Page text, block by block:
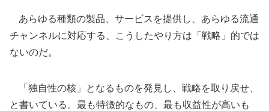
あらゆる種類の製品、サービスを提供し、あらゆる流通
チャンネルに対応する、こうしたやり方は「戦略」的では
ないのだ。
「独自性の核」となるものを発見し、戦略を取り戻せ、
と書いている。最も特徴的なもの、最も収益性が高いも